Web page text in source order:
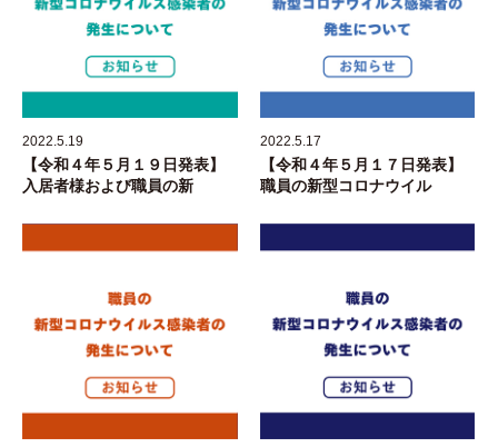
2022.5.19
【令和４年５月１９日発表】
入居者様および職員の新
2022.5.17
【令和４年５月１７日発表】
職員の新型コロナウイル